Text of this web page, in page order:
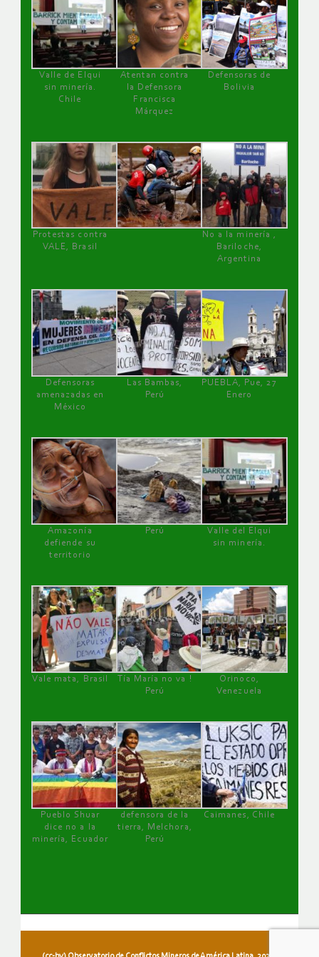
Valle de Elqui
sin minería.
Chile
Atentan contra
la Defensora
Francisca
Márquez
Defensoras de
Bolivia
Protestas contra
VALE, Brasil
No a la minería ,
Bariloche,
Argentina
Defensoras
amenazadas en
México
Las Bambas,
Perú
PUEBLA, Pue, 27
Enero
Amazonía
defiende su
territorio
Perú
Valle del Elqui
sin minería.
Vale mata, Brasil
Tía María no va !
Perú
Orinoco,
Venezuela
Pueblo Shuar
dice no a la
minería, Ecuador
defensora de la
tierra, Melchora,
Perú
Caimanes, Chile